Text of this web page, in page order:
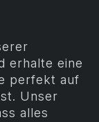
erhalte eine
perfekt auf
Unser
alles